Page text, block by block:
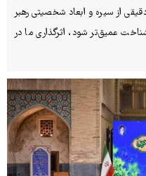
از سیره و ابعاد شخصیتی رهبر
عمیق‌تر شود، اثرگذاری ما در